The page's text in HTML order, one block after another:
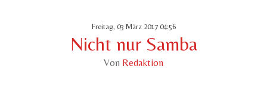
Freitag, 03 März 2017 04:56
Nicht nur Samba
Von Redaktion